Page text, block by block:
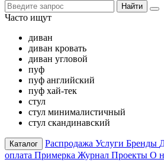
Найти
Часто ищут
диван
диван кровать
диван угловой
пуф
пуф английский
пуф хай-тек
стул
стул минималистичный
стул скандинавский
Каталог Распродажа Услуги Бренды
оплата Примерка Журнал Проекты О